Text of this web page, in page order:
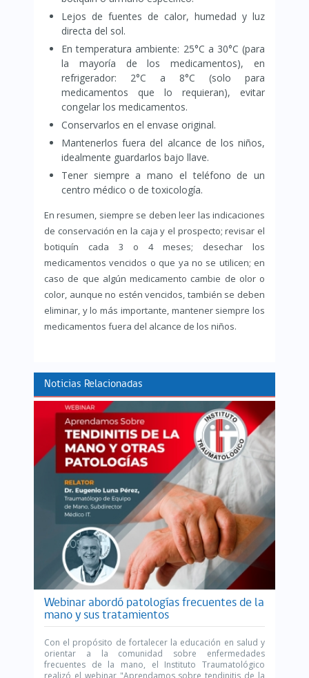
Lejos de fuentes de calor, humedad y luz
directa del sol.
En temperatura ambiente: 25°C a 30°C (para
la mayoría de los medicamentos), en
refrigerador: 2°C a 8°C (solo para
medicamentos que lo requieran), evitar
congelar los medicamentos.
Conservarlos en el envase original.
Mantenerlos fuera del alcance de los niños,
idealmente guardarlos bajo llave.
Tener siempre a mano el teléfono de un
centro médico o de toxicología.
En resumen, siempre se deben leer las indicaciones
de conservación en la caja y el prospecto; revisar el
botiquín cada 3 o 4 meses; desechar los
medicamentos vencidos o que ya no se utilicen; en
caso de que algún medicamento cambie de olor o
color, aunque no estén vencidos, también se deben
eliminar, y lo más importante, mantener siempre los
medicamentos fuera del alcance de los niños.
Noticias Relacionadas
Webinar abordó patologías frecuentes de la
mano y sus tratamientos
Con el propósito de fortalecer la educación en salud y
orientar a la comunidad sobre enfermedades
frecuentes de la mano, el Instituto Traumatológico
realizó el webinar "Aprendamos sobre tendinitis de la